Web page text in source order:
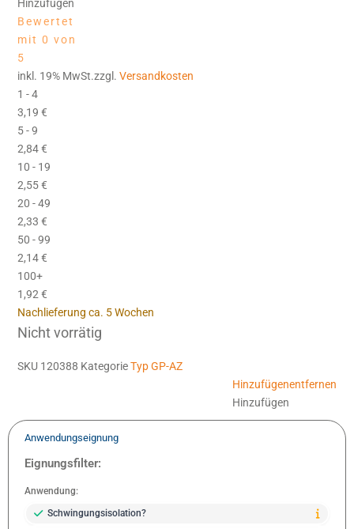
Hinzufügen
Bewertet
mit 0 von
5
Hinzufügenentfernen
Hinzufügen
inkl. 19% MwSt.zzgl.Versandkosten
1 - 4
3,19€
5 - 9
2,84€
10 - 19
2,55€
20 - 49
2,33€
50 - 99
2,14€
100+
1,92€
Nachlieferung ca. 5 Wochen
Nicht vorrätig
SKU 120388 Kategorie Typ GP-AZ
Anwendungseignung
Eignungsfilter:
Anwendung:
Schwingungsisolation?